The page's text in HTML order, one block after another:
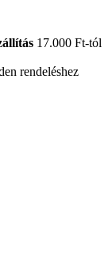
17.000 Ft-tól
rendeléshez